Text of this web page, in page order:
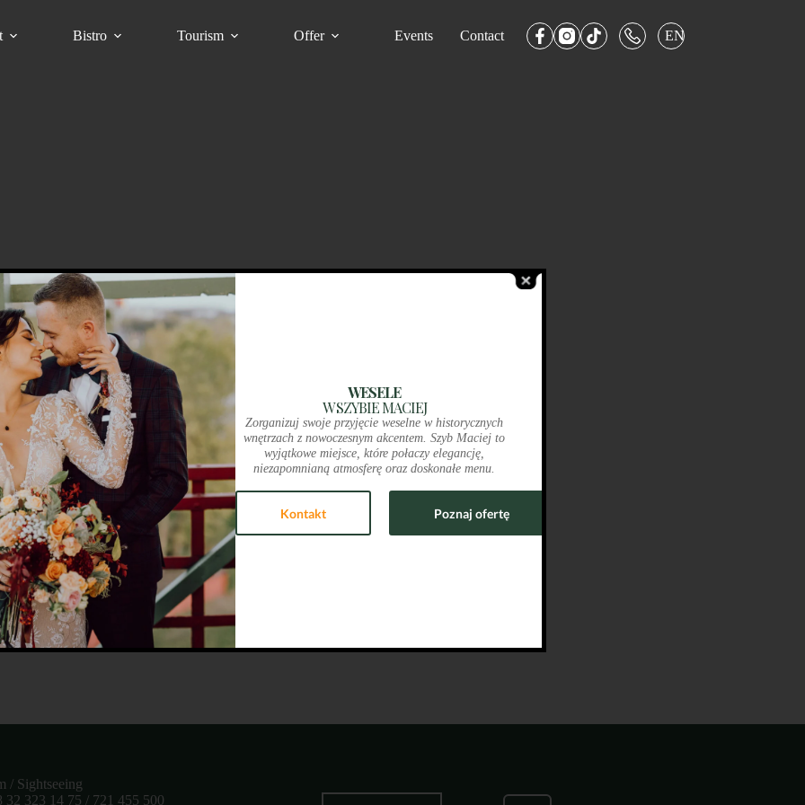
Bistro Tourism Offer Events Contact EN
/ Sightseeing
32 323 14 75 / 721 455 500
WESELE
W SZYBIE MACIEJ
Zorganizuj swoje przyjęcie weselne w historycznych
wnętrzach z nowoczesnym akcentem. Szyb Maciej to
wyjątkowe miejsce, które połaczy elegancję,
niezapomnianą atmosferę oraz doskonałe menu.
Kontakt Poznaj ofertę